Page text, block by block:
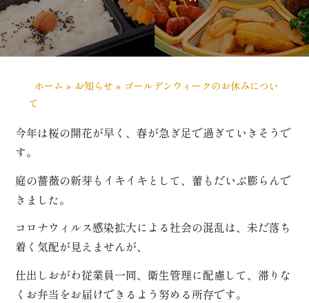
ッ
プ 方
法
づ
く
記
用
途
で
ぶ
種
類
で
ぶ
ホーム » お知らせ » ゴールデンウィークのお休みについ
て
今年は桜の開花が早く、春が急ぎ足で過ぎていきそうで
す。
庭の薔薇の新芽もイキイキとして、蕾もだいぶ膨らんで
きました。
コロナウィルス感染拡大による社会の混乱は、未だ落ち
着く気配が見えませんが、
仕出しおがわ従業員一同、衛生管理に配慮して、滞りな
くお弁当をお届けできるよう努める所存です。